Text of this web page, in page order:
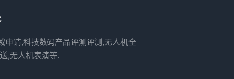
申请,科技数码产品评测评测,无人机全
,无人机表演等.